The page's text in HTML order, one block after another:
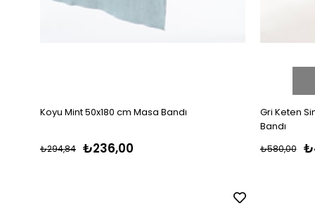
Koyu Mint 50x180 cm Masa Bandı
₺236,00
₺294,84
Gri Keten
Bandı
₺580,00